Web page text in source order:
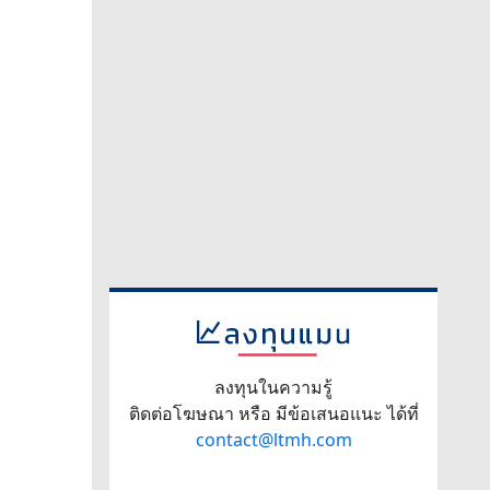
ลงทุนในความรู้
ติดต่อโฆษณา หรือ มีข้อเสนอแนะ ได้ที่
contact@ltmh.com